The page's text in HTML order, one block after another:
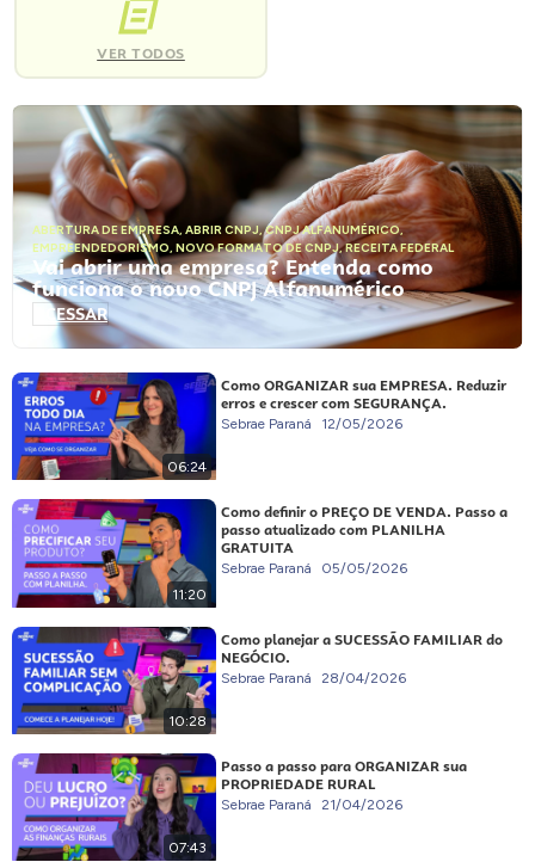
VER TODOS
ABERTURA DE EMPRESA, ABRIR CNPJ,CNPJ ALFANUMÉRICO,
EMPREENDEDORISMO, NOVO FORMATO DE CNPJ,RECEITA FEDERAL
Vai abrir uma empresa? Entenda como
funciona o novo CNPJ Alfanumérico
ACESSAR
06:24
Como ORGANIZAR sua EMPRESA. Reduzir
erros e crescer com SEGURANÇA.
Sebrae Paraná 12/05/2026
11:20
Como definir o PREÇO DE VENDA. Passo a
passo atualizado com PLANILHA
GRATUITA
Sebrae Paraná 05/05/2026
10:28
Como planejar a SUCESSÃO FAMILIAR do
NEGÓCIO.
Sebrae Paraná 28/04/2026
07:43
Passo a passo para ORGANIZAR sua
PROPRIEDADE RURAL
Sebrae Paraná 21/04/2026